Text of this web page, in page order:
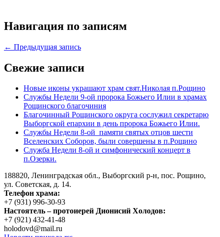
Навигация по записям
← Предыдущая запись
Свежие записи
Новые иконы украшают храм свят.Николая п.Рощино
Службы Недели 9-ой пророка Божьего Илии в храмах
Рощинского благочиния
Благочинный Рощинского округа сослужил секретарю
Выборгской епархии в день пророка Божьего Илии.
Службы Недели 8-ой памяти святых отцов шести
Вселенских Соборов, были совершены в п.Рощино
Служба Недели 8-ой и симфонический концерт в
п.Озерки.
188820, Ленинградская обл., Выборгский р-н, пос. Рощино,
ул. Советская, д. 14.
Телефон храма:
+7 (931) 996-30-93
Настоятель – протоиерей Дионисий Холодов:
+7 (921) 432-41-48
holodovd@mail.ru